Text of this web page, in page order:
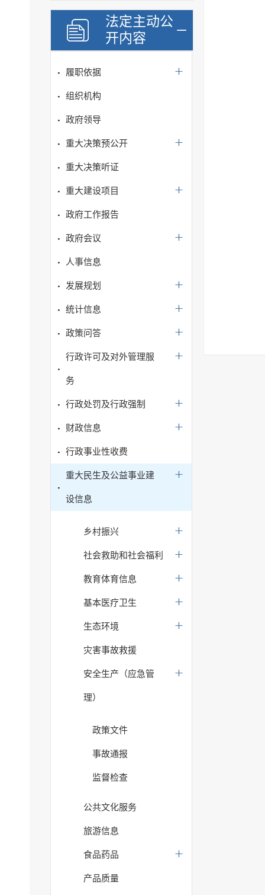
法定主动公
开内容
履职依据
组织机构
政府领导
重大决策预公开
重大决策听证
重大建设项目
政府工作报告
政府会议
人事信息
发展规划
统计信息
政策问答
行政许可及对外管理服
务
行政处罚及行政强制
财政信息
行政事业性收费
重大民生及公益事业建
设信息
乡村振兴
社会救助和社会福利
教育体育信息
基本医疗卫生
生态环境
灾害事故救援
安全生产（应急管
理）
政策文件
事故通报
监督检查
公共文化服务
旅游信息
食品药品
产品质量